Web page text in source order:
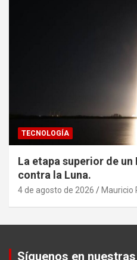
TECNOLOGÍA
La etapa superior de
contra la Luna.
4 de agosto de 2026 Mauricio
Síguenos en